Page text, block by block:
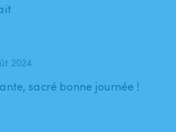
2024
sacré bonne journée !